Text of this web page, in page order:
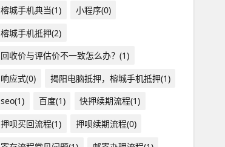
榕城手机典当(1)
小程序(0)
榕城手机抵押(2)
回收价与评估价不一致怎么办？(1)
响应式(0)
揭阳电脑抵押，榕城手机抵押(1)
seo(1)
百度(1)
快押续期流程(1)
押呗买回流程(1)
押呗续期流程(0)